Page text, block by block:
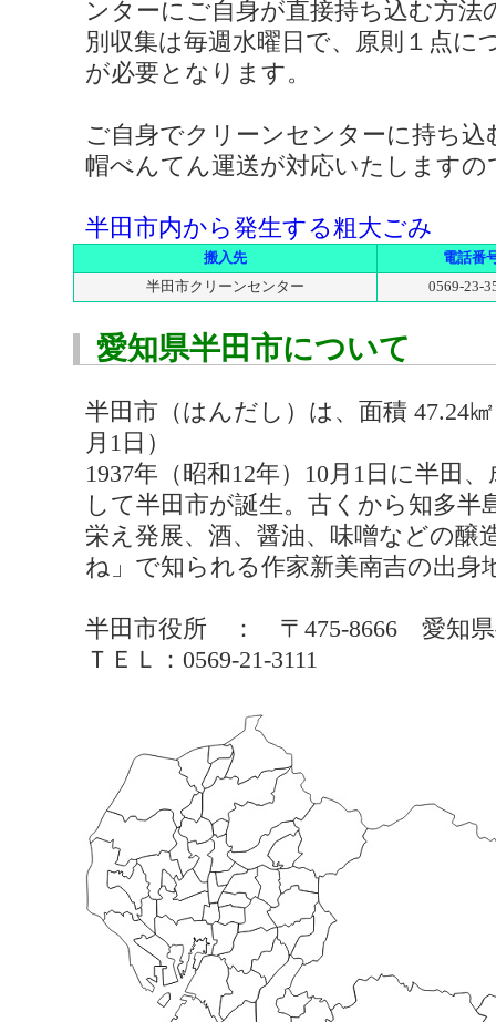
ンターにご自身が直接持ち込む方
別収集は毎週水曜日で、原則１点に
が必要となります。
ご自身でクリーンセンターに持ち
帽べんてん運送が対応いたします
半田市内から発生する粗大ごみ
搬入先
電話番
半田市クリーンセンター
0569-23-
愛知県半田市について
半田市（はんだし）は、面積 47.24
月1日）
1937年（昭和12年）10月1日に半田
して半田市が誕生。古くから知多半
栄え発展、酒、醤油、味噌などの醸
ね」で知られる作家新美南吉の出身
半田市役所 ： 〒475-8666 愛知
ＴＥＬ：0569-21-3111